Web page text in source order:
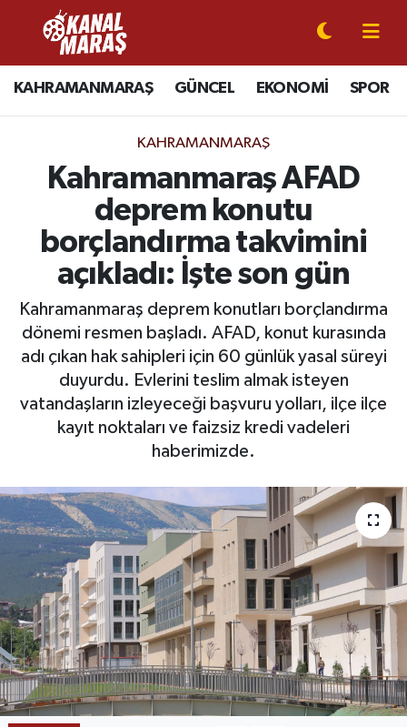
KAHRAMANMARAŞ GÜNCEL EKONOMİ SPOR
KAHRAMANMARAŞ
Kahramanmaraş AFAD
deprem konutu
borçlandırma takvimini
açıkladı: İşte son gün
Kahramanmaraş deprem konutları borçlandırma
dönemi resmen başladı. AFAD, konut kurasında
adı çıkan hak sahipleri için 60 günlük yasal süreyi
duyurdu. Evlerini teslim almak isteyen
vatandaşların izleyeceği başvuru yolları, ilçe ilçe
kayıt noktaları ve faizsiz kredi vadeleri
haberimizde.
CANLI YAYIN
KAHRAMANMARAŞ
SİYASET
GÜNDEM
MAGAZİN
SAĞLIK
EĞİTİM
BÖLGE
KEŞFET
POPÜLER
DÜNYA
TREND
Kahramanmaraş Nöbetçi Eczaneler
Kahramanmaraş Hava Durumu
Kahramanmaraş Trafik Yoğunluk Haritası
Süper Lig Puan Durumu ve Fikstür
Tüm Manşetler
Son Dakika Haberleri
Haber Arşivi